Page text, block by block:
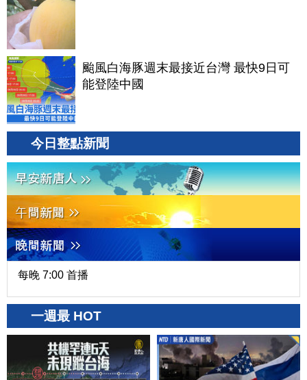
颱風白海豚週末最接近台灣 最快9日可
能登陸中國
今日整點新聞
每晚 7:00 首播
一週最 HOT